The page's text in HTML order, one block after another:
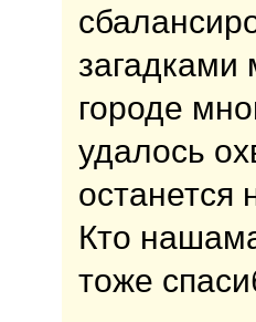
загадками
городе
удалось
Кто
тоже